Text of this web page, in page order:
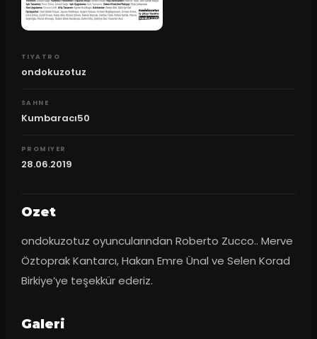
TIYATRO
ondokuzotuz
SAHNE
Kumbaracı50
PROMIYER
28.06.2019
Ozet
ondokuzotuz oyuncularından Roberto Zucco.. Merve
Öztoprak Kantarcı, Hakan Emre Ünal ve Selen Korad
Birkiye’ye teşekkür ederiz.
Galeri